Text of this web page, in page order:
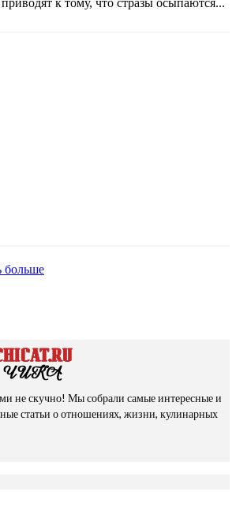
к тому, что стразы осыпаются...
больше
не скучно! Мы собрали самые интересные и
статьи о отношениях, жизни, кулинарных